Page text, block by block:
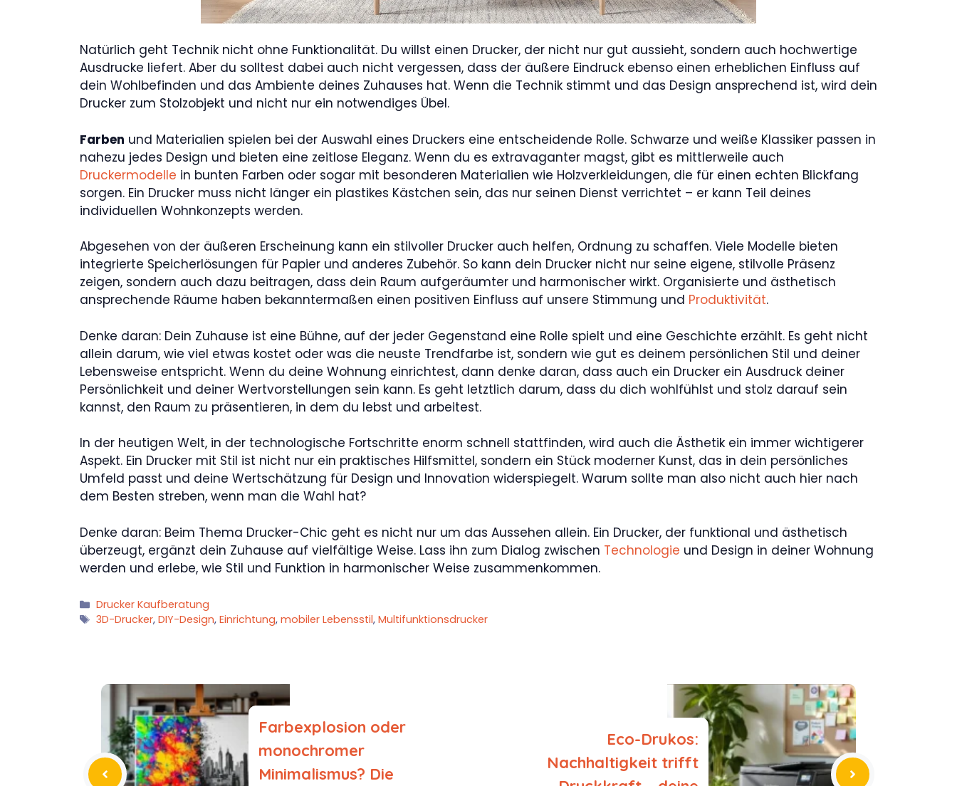
Natürlich geht Technik nicht ohne Funktionalität. Du willst einen Drucker, der nicht nur gut aussieht, sondern auch hochwertige
Ausdrucke liefert. Aber du solltest dabei auch nicht vergessen, dass der äußere Eindruck ebenso einen erheblichen Einfluss auf
dein Wohlbefinden und das Ambiente deines Zuhauses hat. Wenn die Technik stimmt und das Design ansprechend ist, wird dein
Drucker zum Stolzobjekt und nicht nur ein notwendiges Übel.
Farben und Materialien spielen bei der Auswahl eines Druckers eine entscheidende Rolle. Schwarze und weiße Klassiker passen in
nahezu jedes Design und bieten eine zeitlose Eleganz. Wenn du es extravaganter magst, gibt es mittlerweile auch
Druckermodelle in bunten Farben oder sogar mit besonderen Materialien wie Holzverkleidungen, die für einen echten Blickfang
sorgen. Ein Drucker muss nicht länger ein plastikes Kästchen sein, das nur seinen Dienst verrichtet – er kann Teil deines
individuellen Wohnkonzepts werden.
Abgesehen von der äußeren Erscheinung kann ein stilvoller Drucker auch helfen, Ordnung zu schaffen. Viele Modelle bieten
integrierte Speicherlösungen für Papier und anderes Zubehör. So kann dein Drucker nicht nur seine eigene, stilvolle Präsenz
zeigen, sondern auch dazu beitragen, dass dein Raum aufgeräumter und harmonischer wirkt. Organisierte und ästhetisch
ansprechende Räume haben bekanntermaßen einen positiven Einfluss auf unsere Stimmung und Produktivität.
Denke daran: Dein Zuhause ist eine Bühne, auf der jeder Gegenstand eine Rolle spielt und eine Geschichte erzählt. Es geht nicht
allein darum, wie viel etwas kostet oder was die neuste Trendfarbe ist, sondern wie gut es deinem persönlichen Stil und deiner
Lebensweise entspricht. Wenn du deine Wohnung einrichtest, dann denke daran, dass auch ein Drucker ein Ausdruck deiner
Persönlichkeit und deiner Wertvorstellungen sein kann. Es geht letztlich darum, dass du dich wohlfühlst und stolz darauf sein
kannst, den Raum zu präsentieren, in dem du lebst und arbeitest.
In der heutigen Welt, in der technologische Fortschritte enorm schnell stattfinden, wird auch die Ästhetik ein immer wichtigerer
Aspekt. Ein Drucker mit Stil ist nicht nur ein praktisches Hilfsmittel, sondern ein Stück moderner Kunst, das in dein persönliches
Umfeld passt und deine Wertschätzung für Design und Innovation widerspiegelt. Warum sollte man also nicht auch hier nach
dem Besten streben, wenn man die Wahl hat?
Denke daran: Beim Thema Drucker-Chic geht es nicht nur um das Aussehen allein. Ein Drucker, der funktional und ästhetisch
überzeugt, ergänzt dein Zuhause auf vielfältige Weise. Lass ihn zum Dialog zwischen Technologie und Design in deiner Wohnung
werden und erlebe, wie Stil und Funktion in harmonischer Weise zusammenkommen.
Kategorien
Drucker Kaufberatung
Schlagwörter
3D-Drucker,DIY-Design,Einrichtung,mobiler Lebensstil,Multifunktionsdrucker
Farbexplosion oder
monochromer
Minimalismus? Die
Eco-Drukos:
Nachhaltigkeit trifft